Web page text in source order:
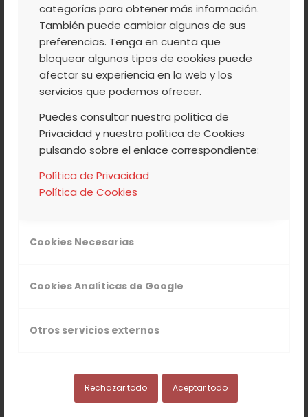
categorías para obtener más información.
También puede cambiar algunas de sus
preferencias. Tenga en cuenta que
bloquear algunos tipos de cookies puede
afectar su experiencia en la web y los
servicios que podemos ofrecer.
Puedes consultar nuestra política de
Privacidad y nuestra política de Cookies
pulsando sobre el enlace correspondiente:
Política de Privacidad
Política de Cookies
Cookies Necesarias
Cookies Analíticas de Google
Otros servicios externos
Rechazar todo Aceptar todo
Cerezas Jumbo 2Kg
17,70